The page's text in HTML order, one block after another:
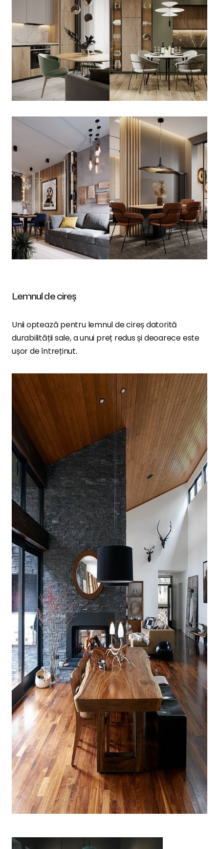
Lemnul de cireș
Unii optează pentru lemnul de cireș datorită
durabilității sale, a unui preț redus și deoarece este
ușor de întreținut.